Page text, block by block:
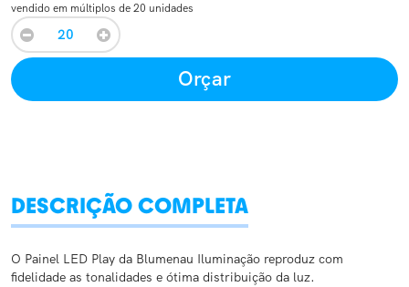
vendido em múltiplos de 20 unidades
Orçar
DESCRIÇÃO COMPLETA
O Painel LED Play da Blumenau Iluminação reproduz com
fidelidade as tonalidades e ótima distribuição da luz.